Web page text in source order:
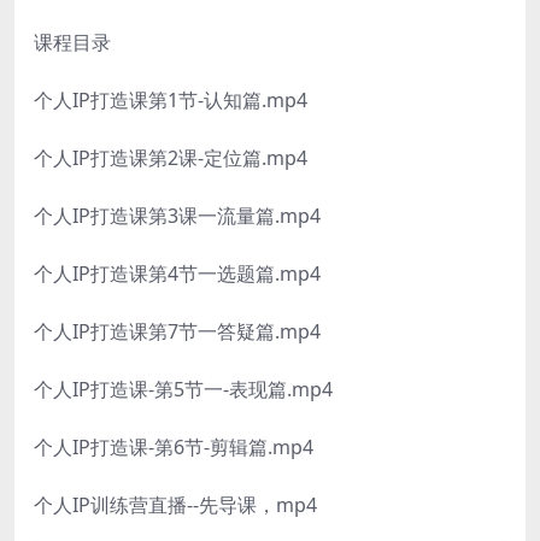
课程目录
个人IP打造课第1节-认知篇.mp4
个人IP打造课第2课-定位篇.mp4
个人IP打造课第3课一流量篇.mp4
个人IP打造课第4节一选题篇.mp4
个人IP打造课第7节一答疑篇.mp4
个人IP打造课-第5节一-表现篇.mp4
个人IP打造课-第6节-剪辑篇.mp4
个人IP训练营直播--先导课，mp4